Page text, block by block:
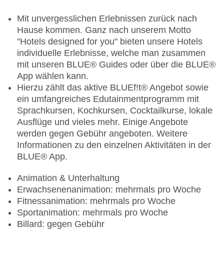
Mit unvergesslichen Erlebnissen zurück nach
Hause kommen. Ganz nach unserem Motto
"Hotels designed for you" bieten unsere Hotels
individuelle Erlebnisse, welche man zusammen
mit unseren BLUE® Guides oder über die BLUE®
App wählen kann.
Hierzu zählt das aktive BLUEf!t® Angebot sowie
ein umfangreiches Edutainmentprogramm mit
Sprachkursen, Kochkursen, Cocktailkurse, lokale
Ausflüge und vieles mehr. Einige Angebote
werden gegen Gebühr angeboten. Weitere
Informationen zu den einzelnen Aktivitäten in der
BLUE® App.
Animation & Unterhaltung
Erwachsenenanimation: mehrmals pro Woche
Fitnessanimation: mehrmals pro Woche
Sportanimation: mehrmals pro Woche
Billard: gegen Gebühr